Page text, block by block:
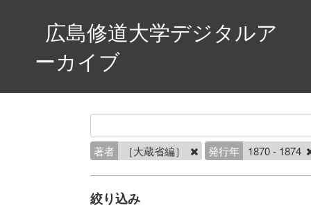
広島修道大学デジタルア
ーカイブ
著者 ［大蔵省編］ 発行年 1870 - 1874
絞り込み